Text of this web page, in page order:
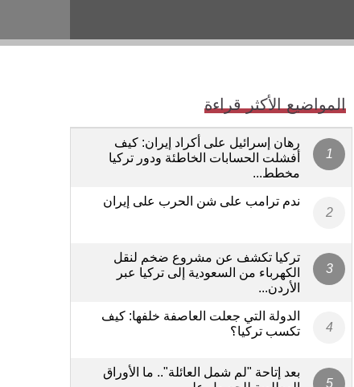
المواضيع الأكثر قراءة
رهان إسرائيل على أكراد إيران: كيف
أفشلت الحسابات الخاطئة ودور تركيا
مخطط...
ندم ترامب على شن الحرب على إيران
تركيا تكشف عن مشروع ضخم لنقل
الكهرباء من السعودية إلى تركيا عبر
الأردن...
الدولة التي جعلت العاصفة خلفها: كيف
تكسب تركيا؟
بعد إتاحة "لم شمل العائلة".. ما الأوراق